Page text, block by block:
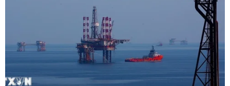
Tổ chức Nhà nước Hồi giáo (IS) đã lên tiếng xác nhận
về cái chết của thủ lĩnh Abu Bakr al-Baghdadi, đồng thời
công bố danh tính của kẻ đứng đầu mới.